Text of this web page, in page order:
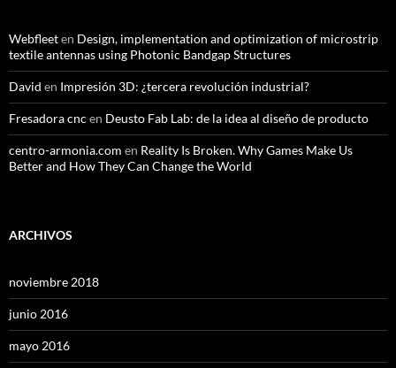
Webfleeten Design, implementation and optimization of microstrip
textile antennas using Photonic Bandgap Structures
David en Impresión 3D: ¿tercera revolución industrial?
Fresadora cnc en Deusto Fab Lab: de la idea al diseño de producto
centro-armonia.com en Reality Is Broken. Why Games Make Us
Better and How They Can Change the World
ARCHIVOS
noviembre 2018
junio 2016
mayo 2016